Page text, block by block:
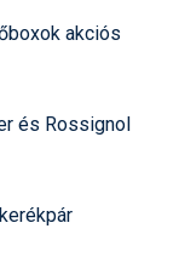
akciós
és Rossignol